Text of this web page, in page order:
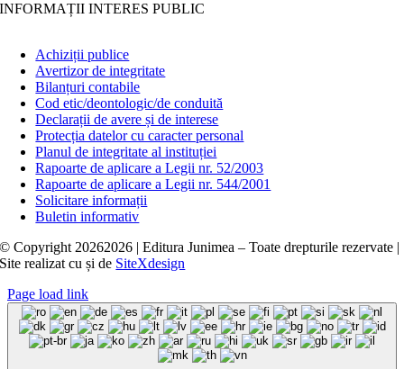
INFORMAȚII INTERES PUBLIC
Achiziții publice
Avertizor de integritate
Bilanțuri contabile
Cod etic/deontologic/de conduită
Declarații de avere și de interese
Protecția datelor cu caracter personal
Planul de integritate al instituției
Rapoarte de aplicare a Legii nr. 52/2003
Rapoarte de aplicare a Legii nr. 544/2001
Solicitare informații
Buletin informativ
© Copyright 20262026 | Editura Junimea – Toate drepturile rezervate |
Site realizat cușide SiteXdesign
Page load link